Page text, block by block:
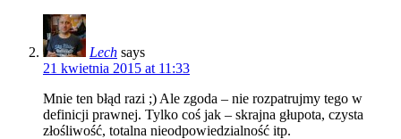
Lech says
21 kwietnia 2015 at 11:33
Mnie ten błąd razi ;) Ale zgoda – nie rozpatrujmy tego w
definicji prawnej. Tylko coś jak – skrajna głupota, czysta
złośliwość, totalna nieodpowiedzialność itp.